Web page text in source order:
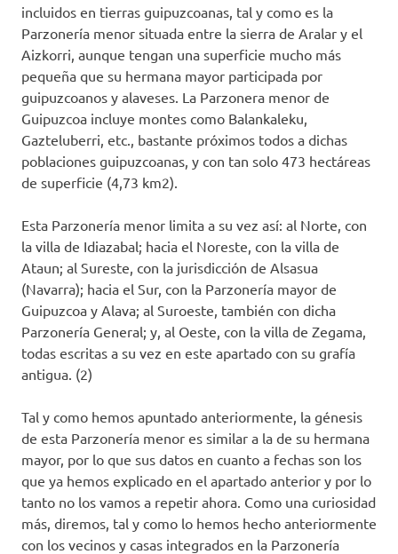
incluidos en tierras guipuzcoanas, tal y como es la
Parzonería menor situada entre la sierra de Aralar y el
Aizkorri, aunque tengan una superficie mucho más
pequeña que su hermana mayor participada por
guipuzcoanos y alaveses. La Parzonera menor de
Guipuzcoa incluye montes como Balankaleku,
Gazteluberri, etc., bastante próximos todos a dichas
poblaciones guipuzcoanas, y con tan solo 473 hectáreas
de superficie (4,73 km2).
Esta Parzonería menor limita a su vez así: al Norte, con
la villa de Idiazabal; hacia el Noreste, con la villa de
Ataun; al Sureste, con la jurisdicción de Alsasua
(Navarra); hacia el Sur, con la Parzonería mayor de
Guipuzcoa y Alava; al Suroeste, también con dicha
Parzonería General; y, al Oeste, con la villa de Zegama,
todas escritas a su vez en este apartado con su grafía
antigua. (2)
Tal y como hemos apuntado anteriormente, la génesis
de esta Parzonería menor es similar a la de su hermana
mayor, por lo que sus datos en cuanto a fechas son los
que ya hemos explicado en el apartado anterior y por lo
tanto no los vamos a repetir ahora. Como una curiosidad
más, diremos, tal y como lo hemos hecho anteriormente
con los vecinos y casas integrados en la Parzonería